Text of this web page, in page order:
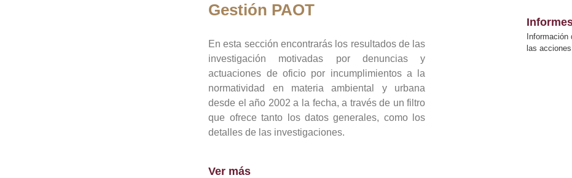
Gestión PAOT
En esta sección encontrarás los resultados de las
investigación motivadas por denuncias y
actuaciones de oficio por incumplimientos a la
normatividad en materia ambiental y urbana
desde el año 2002 a la fecha, a través de un filtro
que ofrece tanto los datos generales, como los
detalles de las investigaciones.
Ver más
las